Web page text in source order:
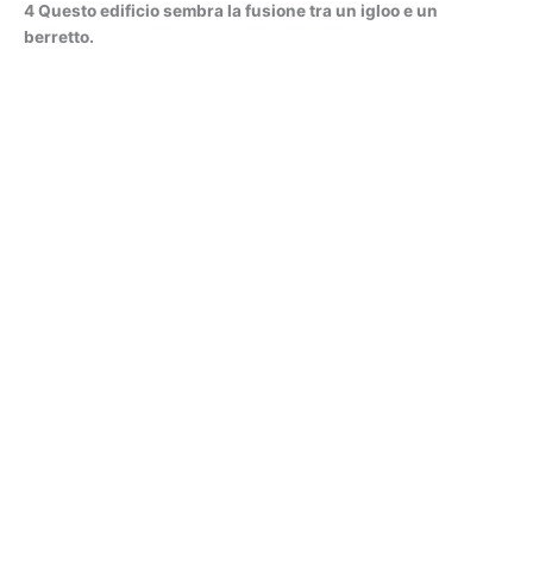
4 Questo edificio sembra la fusione tra un igloo e un
berretto.